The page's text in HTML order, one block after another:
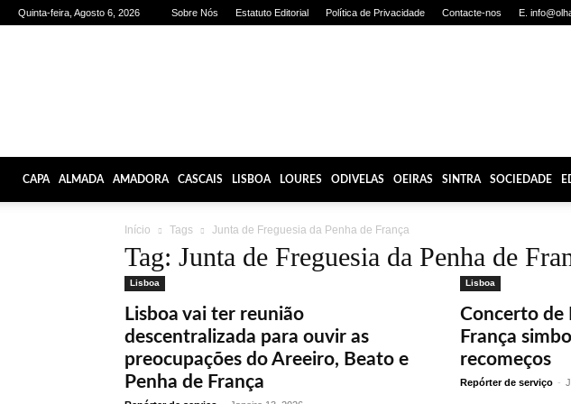
Quinta-feira, Agosto 6, 2026 Sobre Nós Estatuto Editorial Política de Privacidade Contacte-nos E.
CAPA ALMADA AMADORA CASCAIS LISBOA LOURES ODIVELAS OEIRAS SINTRA SOCIEDADE
Início Tags Junta de Freguesia da Penha de França
Tag: Junta de Freguesia da Penha de
Lisboa
Lisboa vai ter reunião
descentralizada para ouvir as
preocupações do Areeiro, Beato e
Penha de França
Lisboa
Concerto de
França
recomeços
Repórter de serviço -